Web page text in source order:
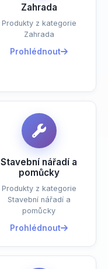
Zahrada
Produkty z kategorie
Zahrada
Prohlédnout
Stavební nářadí a
pomůcky
Produkty z kategorie
Stavební nářadí a
pomůcky
Prohlédnout